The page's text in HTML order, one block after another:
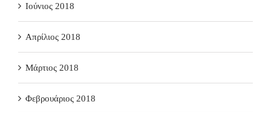
Ιούνιος 2018
Απρίλιος 2018
Μάρτιος 2018
Φεβρουάριος 2018